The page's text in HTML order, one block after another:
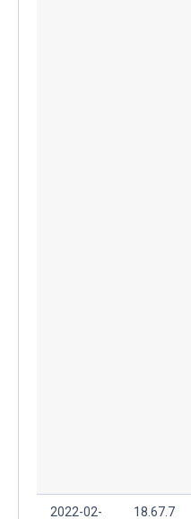
2022-02- 18.67.7